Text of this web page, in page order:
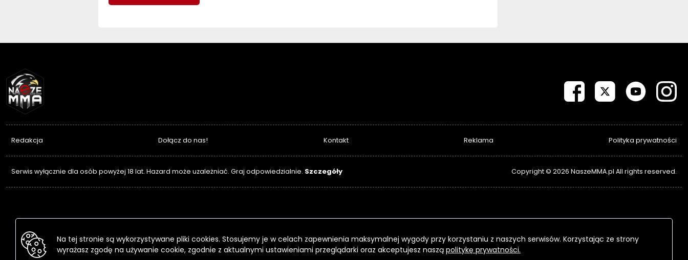
Redakcja Dołącz do nas! Kontakt Reklama Polityka prywatności
Serwis wyłącznie dla osób powyżej 18 lat. Hazard może uzależniać. Graj odpowiedzialnie. Szczegóły Copyright © 2026 NaszeMMA.pl All rights reserved.
Na tej stronie są wykorzystywane pliki cookies. Stosujemy je w celach zapewnienia maksymalnej wygody przy korzystaniu z naszych serwisów. Korzystając ze strony
wyrażasz zgodę na używanie cookie, zgodnie z aktualnymi ustawieniami przeglądarki oraz akceptujesz naszą politykę prywatności.